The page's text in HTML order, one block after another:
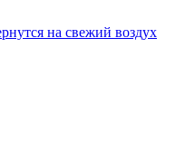
на свежий воздух